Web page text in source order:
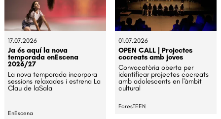
17.07.2026
Ja és aquí la nova
temporada enEscena
2026/27
La nova temporada incorpora
sessions relaxades i estrena La
Clau de laSala
EnEscena
01.07.2026
OPEN CALL | Projectes
cocreats amb joves
Convocatòria oberta per
identificar projectes cocreats
amb adolescents en l'àmbit
cultural
ForesTEEN